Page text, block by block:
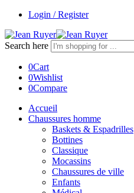
Login / Register
Search here
0Cart
0Wishlist
0Compare
Accueil
Chaussures homme
Baskets & Espadrilles
Bottines
Classique
Mocassins
Chaussures de ville
Enfants